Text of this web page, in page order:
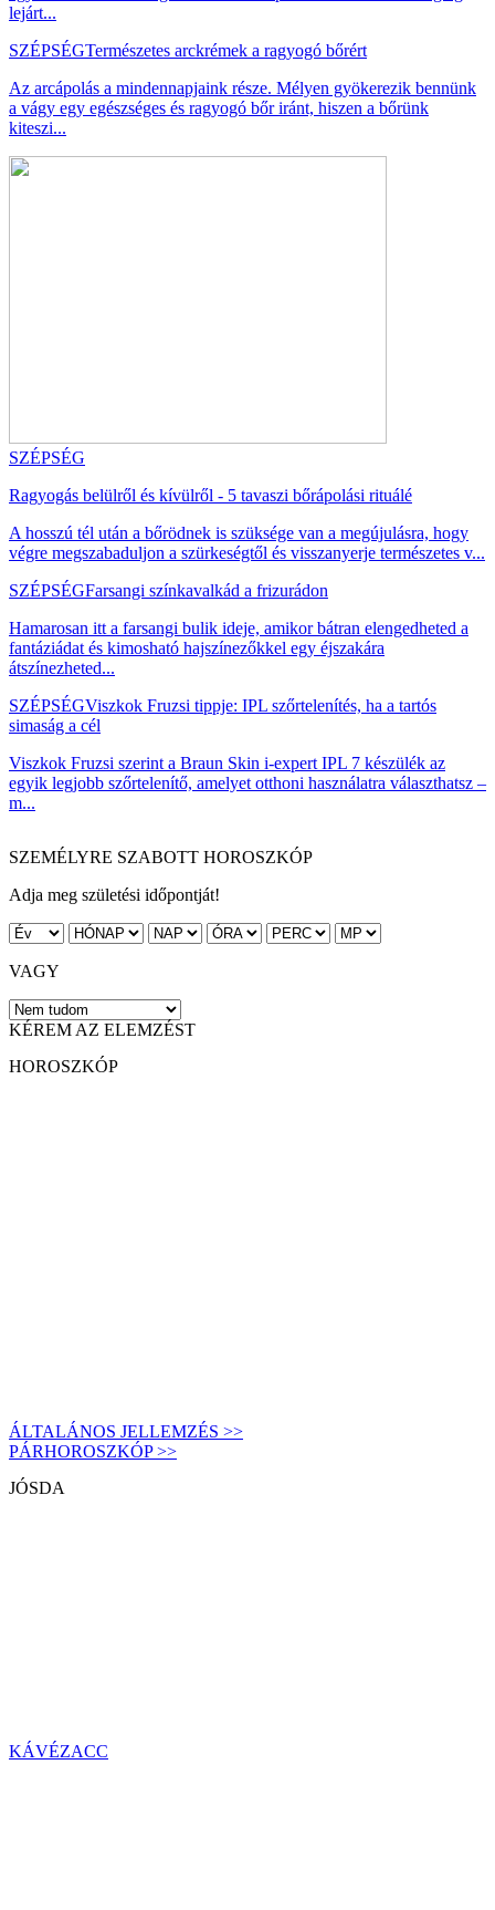
lejárt...
SZÉPSÉGTermészetes arckrémek a ragyogó bőrért
Az arcápolás a mindennapjaink része. Mélyen gyökerezik bennünk
a vágy egy egészséges és ragyogó bőr iránt, hiszen a bőrünk
kiteszi...
SZÉPSÉG
Ragyogás belülről és kívülről - 5 tavaszi bőrápolási rituálé
A hosszú tél után a bőrödnek is szüksége van a megújulásra, hogy
végre megszabaduljon a szürkeségtől és visszanyerje természetes v...
SZÉPSÉGFarsangi színkavalkád a frizurádon
Hamarosan itt a farsangi bulik ideje, amikor bátran elengedheted a
fantáziádat és kimosható hajszínezőkkel egy éjszakára
átszínezheted...
SZÉPSÉGViszkok Fruzsi tippje: IPL szőrtelenítés, ha a tartós
simaság a cél
Viszkok Fruzsi szerint a Braun Skin i-expert IPL 7 készülék az
egyik legjobb szőrtelenítő, amelyet otthoni használatra választhatsz –
m...
SZEMÉLYRE SZABOTT HOROSZKÓP
Adja meg születési időpontját!
VAGY
KÉREM AZ ELEMZÉST
HOROSZKÓP
ÁLTALÁNOS JELLEMZÉS >>
PÁRHOROSZKÓP >>
JÓSDA
KÁVÉZACC